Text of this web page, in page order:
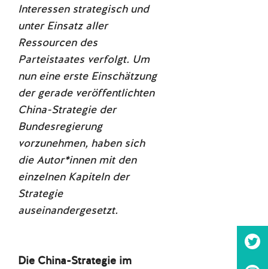
Interessen strategisch und
unter Einsatz aller
Ressourcen des
Parteistaates verfolgt. Um
nun eine erste Einschätzung
der gerade veröffentlichten
China-Strategie der
Bundesregierung
vorzunehmen, haben sich
die Autor*innen mit den
einzelnen Kapiteln der
Strategie
auseinandergesetzt.
Die China-Strategie im